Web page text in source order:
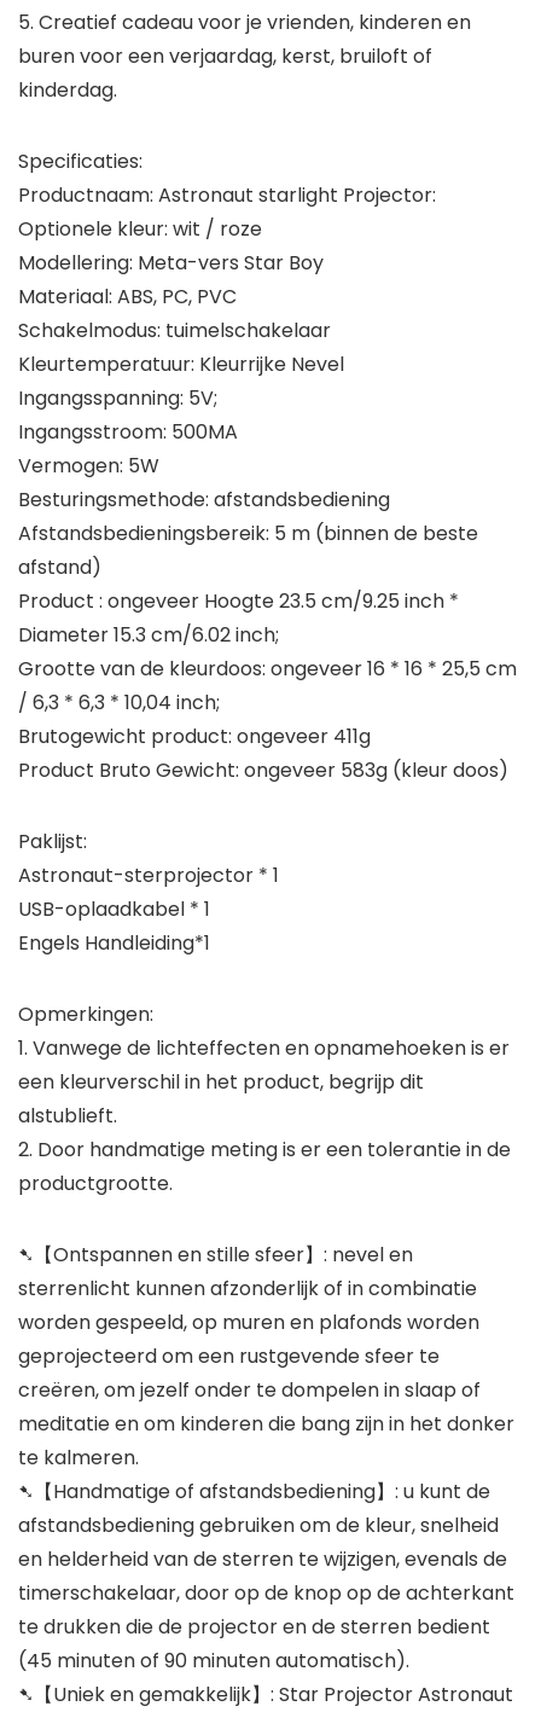
5. Creatief cadeau voor je vrienden, kinderen en
buren voor een verjaardag, kerst, bruiloft of
kinderdag.
Specificaties:
Productnaam: Astronaut starlight Projector:
Optionele kleur: wit / roze
Modellering: Meta-vers Star Boy
Materiaal: ABS, PC, PVC
Schakelmodus: tuimelschakelaar
Kleurtemperatuur: Kleurrijke Nevel
Ingangsspanning: 5V;
Ingangsstroom: 500MA
Vermogen: 5W
Besturingsmethode: afstandsbediening
Afstandsbedieningsbereik: 5 m (binnen de beste
afstand)
Product : ongeveer Hoogte 23.5 cm/9.25 inch *
Diameter 15.3 cm/6.02 inch;
Grootte van de kleurdoos: ongeveer 16 * 16 * 25,5 cm
/ 6,3 * 6,3 * 10,04 inch;
Brutogewicht product: ongeveer 411g
Product Bruto Gewicht: ongeveer 583g (kleur doos)
Paklijst:
Astronaut-sterprojector * 1
USB-oplaadkabel * 1
Engels Handleiding*1
Opmerkingen:
1. Vanwege de lichteffecten en opnamehoeken is er
een kleurverschil in het product, begrijp dit
alstublieft.
2. Door handmatige meting is er een tolerantie in de
productgrootte.
➷【Ontspannen en stille sfeer】: nevel en
sterrenlicht kunnen afzonderlijk of in combinatie
worden gespeeld, op muren en plafonds worden
geprojecteerd om een rustgevende sfeer te
creëren, om jezelf onder te dompelen in slaap of
meditatie en om kinderen die bang zijn in het donker
te kalmeren.
➷【Handmatige of afstandsbediening】: u kunt de
afstandsbediening gebruiken om de kleur, snelheid
en helderheid van de sterren te wijzigen, evenals de
timerschakelaar, door op de knop op de achterkant
te drukken die de projector en de sterren bedient
(45 minuten of 90 minuten automatisch).
➷【Uniek en gemakkelijk】: Star Projector Astronaut